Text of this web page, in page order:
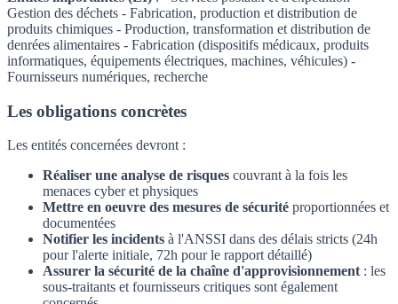
Gestion des déchets - Fabrication, production et distribution de
produits chimiques - Production, transformation et distribution de
denrées alimentaires - Fabrication (dispositifs médicaux, produits
informatiques, équipements électriques, machines, véhicules) -
Fournisseurs numériques, recherche
Les obligations concrètes
Les entités concernées devront :
Réaliser une analyse de risques couvrant à la fois les
menaces cyber et physiques
Mettre en oeuvre des mesures de sécurité proportionnées et
documentées
Notifier les incidents à l'ANSSI dans des délais stricts (24h
pour l'alerte initiale, 72h pour le rapport détaillé)
Assurer la sécurité de la chaîne d'approvisionnement : les
sous-traitants et fournisseurs critiques sont également